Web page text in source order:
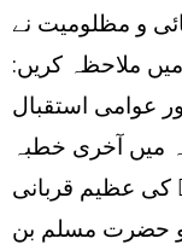
و مظلومیت نے
ملاحظہ کریں:
عوامی استقبال
میں آخری خطبہ
عظیم قربانی
حضرت مسلم بن